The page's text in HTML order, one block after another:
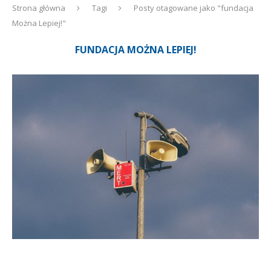
Strona główna Tagi
Posty otagowane jako "fundacja
Można Lepiej!"
FUNDACJA MOŻNA LEPIEJ!